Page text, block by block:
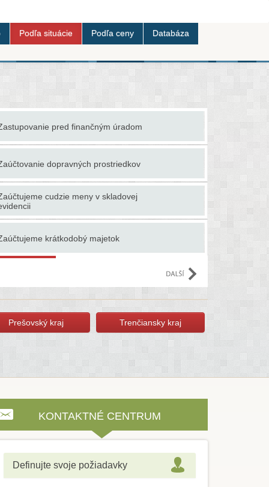
Podľa situácie Podľa ceny Databáza
pred finančným úradom
dopravných prostriedkov
cudzie meny v skladovej
krátkodobý majetok
Prešovský kraj Trenčiansky kraj
KONTAKTNÉ CENTRUM
Definujte svoje požiadavky